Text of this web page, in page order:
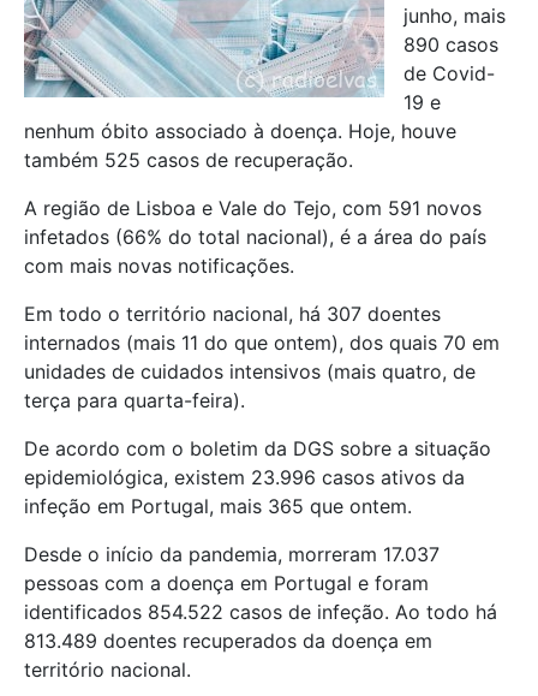
junho, mais
890 casos
de Covid-
19 e
nenhum óbito associado à doença. Hoje, houve
também 525 casos de recuperação.
A região de Lisboa e Vale do Tejo, com 591 novos
infetados (66% do total nacional), é a área do país
com mais novas notificações.
Em todo o território nacional, há 307 doentes
internados (mais 11 do que ontem), dos quais 70 em
unidades de cuidados intensivos (mais quatro, de
terça para quarta-feira).
De acordo com o boletim da DGS sobre a situação
epidemiológica, existem 23.996 casos ativos da
infeção em Portugal, mais 365 que ontem.
Desde o início da pandemia, morreram 17.037
pessoas com a doença em Portugal e foram
identificados 854.522 casos de infeção. Ao todo há
813.489 doentes recuperados da doença em
território nacional.